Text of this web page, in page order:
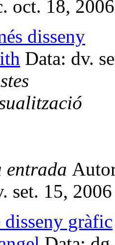
oct. 18,
disseny
Data: dv.
set. 15,
disseny gràfic